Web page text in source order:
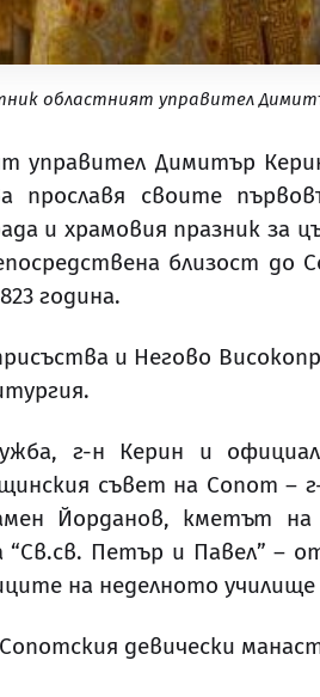
областният управител
управител Димитър
прославя своите
и храмовия празник за
близост
година.
и Негово
г-н Керин и
съвет на Сопот –
Йорданов, кметът
Петър и Павел” –
на неделното училище
девически